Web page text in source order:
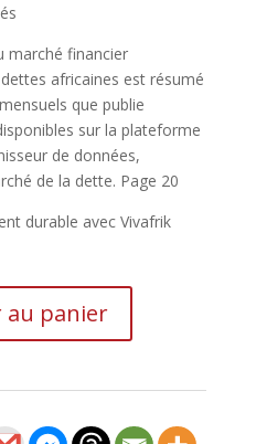
marché financier
africaines est résumé
que publie
sur la plateforme
de données,
de la dette. Page 20
durable avec Vivafrik
au panier